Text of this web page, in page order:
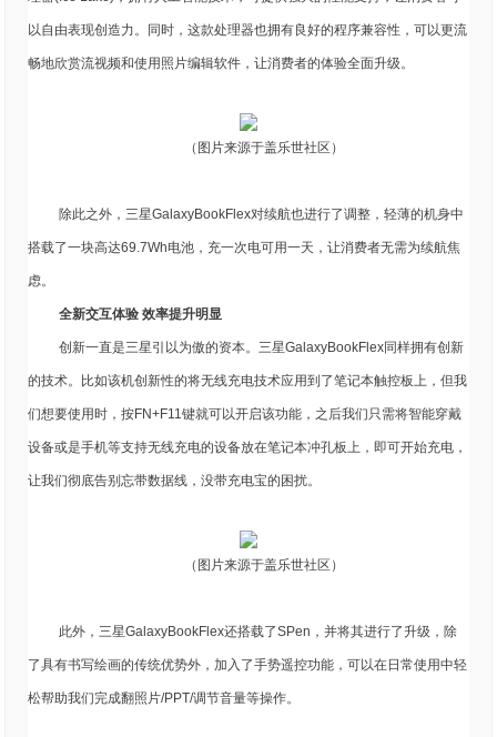
以自由表现创造力。同时，这款处理器也拥有良好的程序兼容性，可以更流
畅地欣赏流视频和使用照片编辑软件，让消费者的体验全面升级。
（图片来源于盖乐世社区）
除此之外，三星GalaxyBookFlex对续航也进行了调整，轻薄的机身中
搭载了一块高达69.7Wh电池，充一次电可用一天，让消费者无需为续航焦
虑。
全新交互体验 效率提升明显
创新一直是三星引以为傲的资本。三星GalaxyBookFlex同样拥有创新
的技术。比如该机创新性的将无线充电技术应用到了笔记本触控板上，但我
们想要使用时，按FN+F11键就可以开启该功能，之后我们只需将智能穿戴
设备或是手机等支持无线充电的设备放在笔记本冲孔板上，即可开始充电，
让我们彻底告别忘带数据线，没带充电宝的困扰。
（图片来源于盖乐世社区）
此外，三星GalaxyBookFlex还搭载了SPen，并将其进行了升级，除
了具有书写绘画的传统优势外，加入了手势遥控功能，可以在日常使用中轻
松帮助我们完成翻照片/PPT/调节音量等操作。